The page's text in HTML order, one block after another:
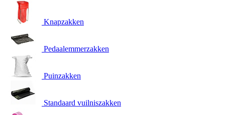
Knapzakken
Pedaalemmerzakken
Puinzakken
Standaard vuilniszakken